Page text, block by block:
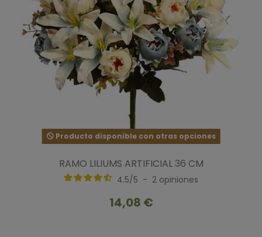
Producto disponible con otras opciones
RAMO LILIUMS ARTIFICIAL 36 CM
4.5/5 - 2 opiniones
14,08 €